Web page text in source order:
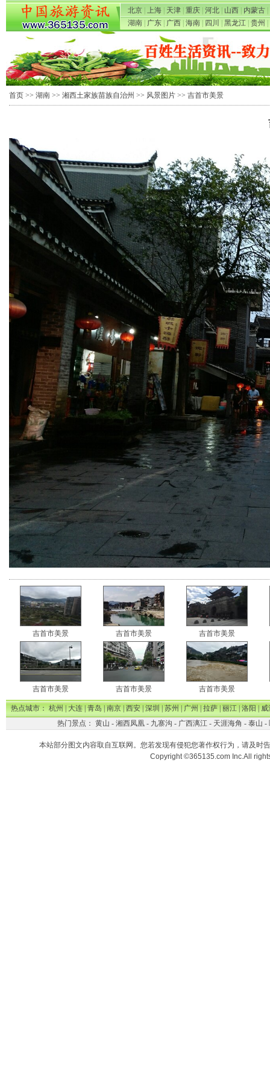
北京 上海 天津 重庆 河北 山西 内蒙古
湖南
广东 广西 海南 四川 黑龙江 贵州
首页 >> 湖南 >> 湘西土家族苗族自治州 >> 风景图片 >> 吉首市美景
吉首市美景 吉首市美景 吉首市美景
吉首市美景 吉首市美景 吉首市美景
热点城市：杭州|大连|青岛|南京|西安|深圳|苏州|广州|拉萨|丽江|洛阳|威
热门景点： 黄山 - 湘西凤凰- 九寨沟 - 广西漓江- 天涯海角 - 泰山 -
本站部分图文内容取自互联网。您若发现有侵犯您著作权行为，请及时
Copyright ©365135.com Inc.All